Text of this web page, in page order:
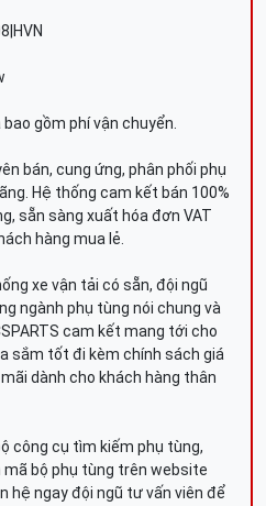
gồm phí vận chuyển.
bán, cung ứng, phân phối phụ
Hệ thống cam kết bán 100%
sẵn sàng xuất hóa đơn VAT
hàng mua lẻ.
xe vận tải có sẵn, đội ngũ
ngành phụ tùng nói chung và
cam kết mang tới cho
sắm tốt đi kèm chính sách giá
dành cho khách hàng thân
công cụ tìm kiếm phụ tùng,
bộ phụ tùng trên website
hệ ngay đội ngũ tư vấn viên để